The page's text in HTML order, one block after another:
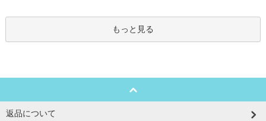
もっと見る
返品について